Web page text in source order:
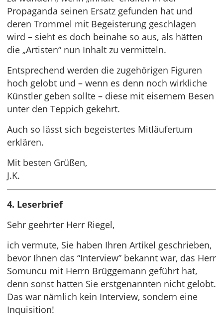
Propaganda seinen Ersatz gefunden hat und
deren Trommel mit Begeisterung geschlagen
wird – sieht es doch beinahe so aus, als hätten
die „Artisten“ nun Inhalt zu vermitteln.
Entsprechend werden die zugehörigen Figuren
hoch gelobt und – wenn es denn noch wirkliche
Künstler geben sollte – diese mit eisernem Besen
unter den Teppich gekehrt.
Auch so lässt sich begeistertes Mitläufertum
erklären.
Mit besten Grüßen,
J.K.
4. Leserbrief
Sehr geehrter Herr Riegel,
ich vermute, Sie haben Ihren Artikel geschrieben,
bevor Ihnen das “Interview” bekannt war, das Herr
Somuncu mit Herrn Brüggemann geführt hat,
denn sonst hatten Sie erstgenannten nicht gelobt.
Das war nämlich kein Interview, sondern eine
Inquisition!